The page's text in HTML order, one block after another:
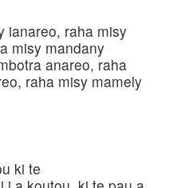
ianareo, raha misy
misy mandany
anareo, raha
raha misy mamely
ki te